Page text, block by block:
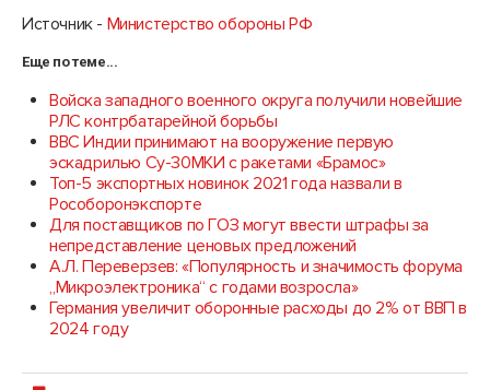
Источник - Министерство обороны РФ
Еще по теме...
Войска западного военного округа получили новейшие
РЛС контрбатарейной борьбы
ВВС Индии принимают на вооружение первую
эскадрилью Су-30МКИ с ракетами «Брамос»
Топ-5 экспортных новинок 2021 года назвали в
Рособоронэкспорте
Для поставщиков по ГОЗ могут ввести штрафы за
непредставление ценовых предложений
А.Л. Переверзев: «Популярность и значимость форума
„Микроэлектроника“ с годами возросла»
Германия увеличит оборонные расходы до 2% от ВВП в
2024 году